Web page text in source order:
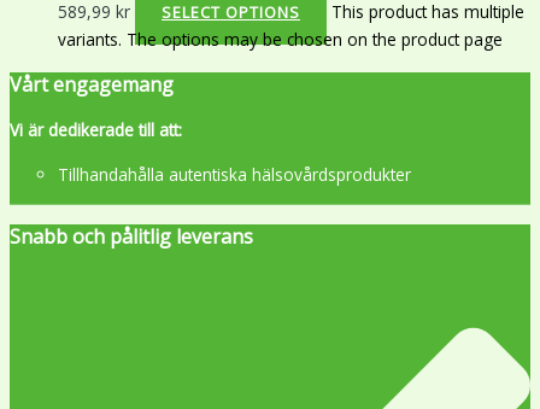
589,99 kr
SELECT OPTIONS
This product has multiple
variants. The options may be chosen on the product page
Vårt engagemang
Vi är dedikerade till att:
Tillhandahålla autentiska hälsovårdsprodukter
Snabb och pålitlig leverans